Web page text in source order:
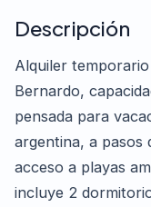
Descripción
Alquiler
Bernardo,
pensada para
argentina, a pasos
acceso a playas
incluye 2